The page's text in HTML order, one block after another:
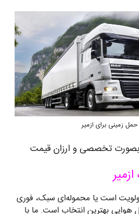
حمل زمینی برای ازمیر
بصورت تخصصی و ارزان قیمت
اولویت است یا محموله‌ای سبک، فوری
هوایی بهترین انتخاب است. ما با